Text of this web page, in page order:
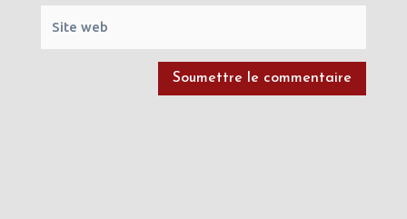
Soumettre le commentaire